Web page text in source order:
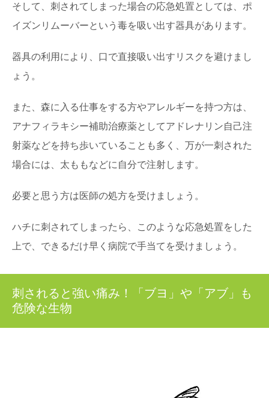
そして、刺されてしまった場合の応急処置としては、ポ
イズンリムーバーという毒を吸い出す器具があります。
器具の利用により、口で直接吸い出すリスクを避けまし
ょう。
また、森に入る仕事をする方やアレルギーを持つ方は、
アナフィラキシー補助治療薬としてアドレナリン自己注
射薬などを持ち歩いていることも多く、万が一刺された
場合には、太ももなどに自分で注射します。
必要と思う方は医師の処方を受けましょう。
ハチに刺されてしまったら、このような応急処置をした
上で、できるだけ早く病院で手当てを受けましょう。
刺されると強い痛み！「ブヨ」や「アブ」も
危険な生物